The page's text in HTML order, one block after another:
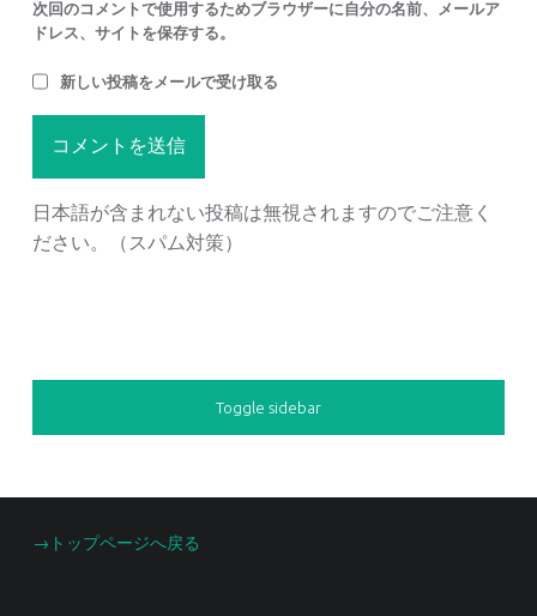
次回のコメントで使用するためブラウザーに自分の名前、メールア
ドレス、サイトを保存する。
新しい投稿をメールで受け取る
日本語が含まれない投稿は無視されますのでご注意く
ださい。（スパム対策）
SIDEBAR
Toggle sidebar
FOOTER SIDEBAR
→トップページへ戻る